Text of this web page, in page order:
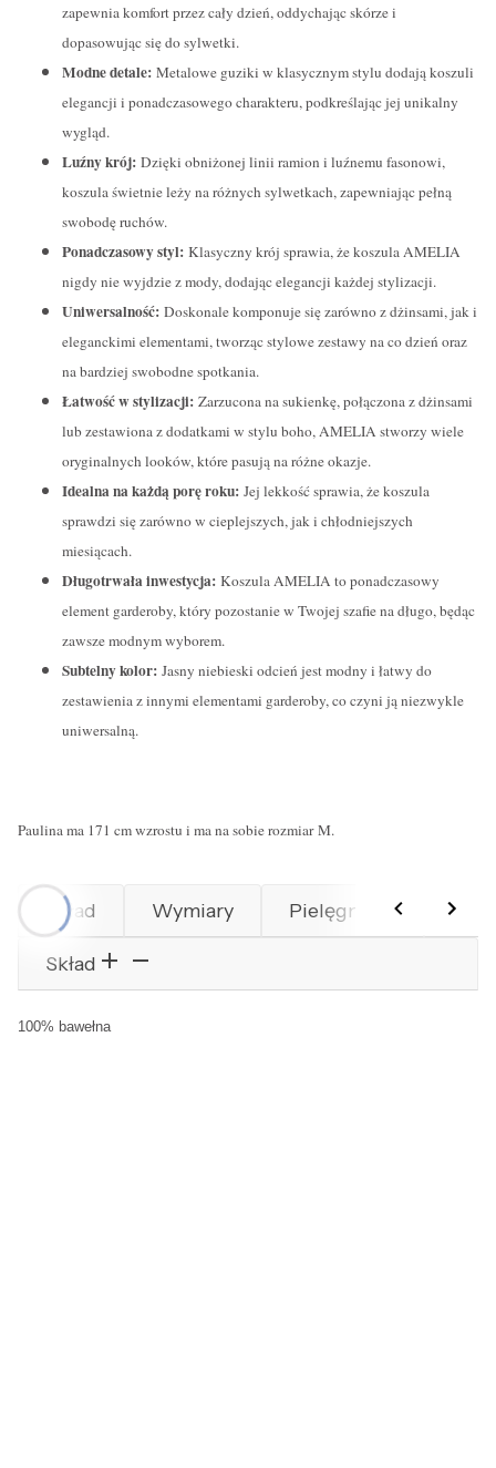
zapewnia komfort przez cały dzień, oddychając skórze i
dopasowując się do sylwetki.
Modne detale: Metalowe guziki w klasycznym stylu dodają koszuli
elegancji i ponadczasowego charakteru, podkreślając jej unikalny
wygląd.
Luźny krój: Dzięki obniżonej linii ramion i luźnemu fasonowi,
koszula świetnie leży na różnych sylwetkach, zapewniając pełną
swobodę ruchów.
Ponadczasowy styl: Klasyczny krój sprawia, że koszula AMELIA
nigdy nie wyjdzie z mody, dodając elegancji każdej stylizacji.
Uniwersalność: Doskonale komponuje się zarówno z dżinsami, jak i
eleganckimi elementami, tworząc stylowe zestawy na co dzień oraz
na bardziej swobodne spotkania.
Łatwość w stylizacji: Zarzucona na sukienkę, połączona z dżinsami
lub zestawiona z dodatkami w stylu boho, AMELIA stworzy wiele
oryginalnych looków, które pasują na różne okazje.
Idealna na każdą porę roku: Jej lekkość sprawia, że koszula
sprawdzi się zarówno w cieplejszych, jak i chłodniejszych
miesiącach.
Długotrwała inwestycja: Koszula AMELIA to ponadczasowy
element garderoby, który pozostanie w Twojej szafie na długo, będąc
zawsze modnym wyborem.
Subtelny kolor: Jasny niebieski odcień jest modny i łatwy do
zestawienia z innymi elementami garderoby, co czyni ją niezwykle
uniwersalną.
Paulina ma 171 cm wzrostu i ma na sobie rozmiar M.
Skład Wymiary Pielęgnacja
Skład
100% bawełna